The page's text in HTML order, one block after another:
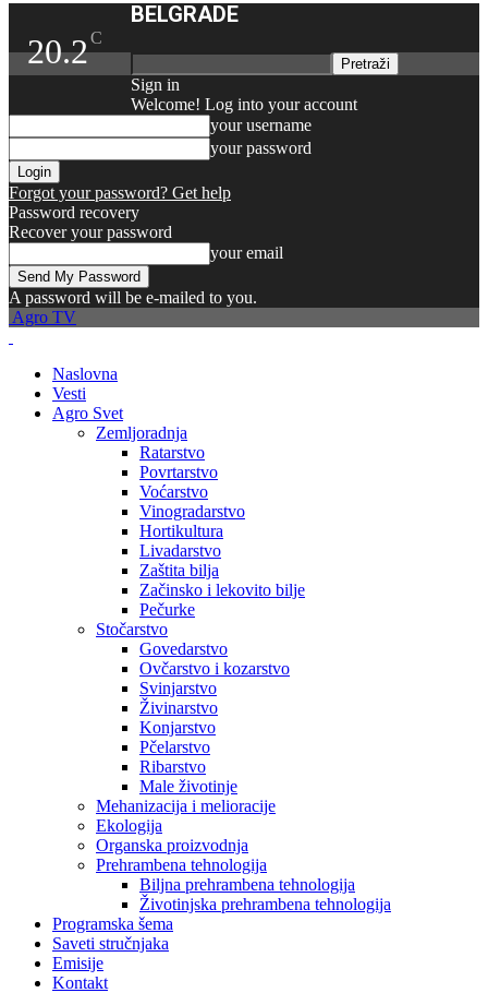
20.2C
BELGRADE
Sign in
Welcome! Log into your account
your username
your password
Forgot your password? Get help
Password recovery
Recover your password
your email
A password will be e-mailed to you.
Agro TV
Naslovna
Vesti
Agro Svet
Zemljoradnja
Ratarstvo
Povrtarstvo
Voćarstvo
Vinogradarstvo
Hortikultura
Livadarstvo
Zaštita bilja
Začinsko i lekovito bilje
Pečurke
Stočarstvo
Govedarstvo
Ovčarstvo i kozarstvo
Svinjarstvo
Živinarstvo
Konjarstvo
Pčelarstvo
Ribarstvo
Male životinje
Mehanizacija i melioracije
Ekologija
Organska proizvodnja
Prehrambena tehnologija
Biljna prehrambena tehnologija
Životinjska prehrambena tehnologija
Programska šema
Saveti stručnjaka
Emisije
Kontakt